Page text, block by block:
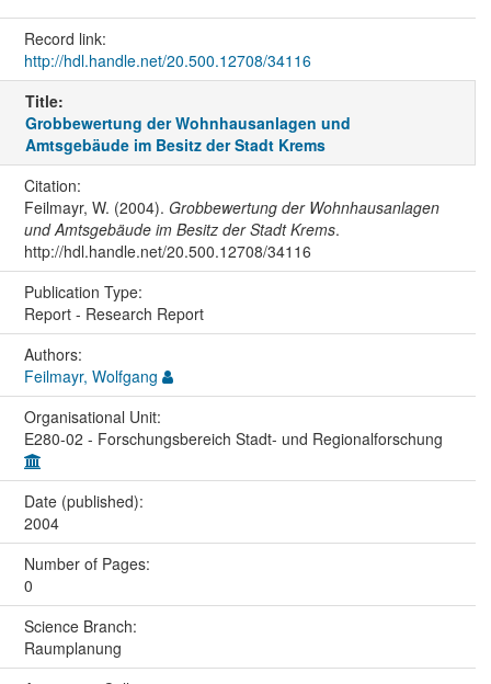
Record link:
http://hdl.handle.net/20.500.12708/34116
Title:
Grobbewertung der Wohnhausanlagen und
Amtsgebäude im Besitz der Stadt Krems
Citation:
Feilmayr, W. (2004). Grobbewertung der Wohnhausanlagen
und Amtsgebäude im Besitz der Stadt Krems.
http://hdl.handle.net/20.500.12708/34116
Publication Type:
Report - Research Report
Authors:
Feilmayr, Wolfgang
Organisational Unit:
E280-02 - Forschungsbereich Stadt- und Regionalforschung
Date (published):
2004
Number of Pages:
0
Science Branch:
Raumplanung